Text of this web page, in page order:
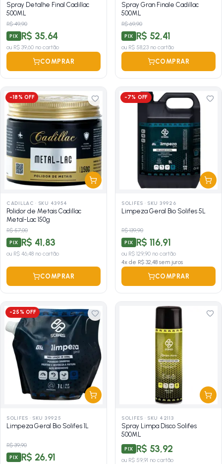
Spray Detalhe Final Cadillac
500ML
R$ 49,90
PIX R$ 35,64
ou R$ 39,60 no cartão
COMPRAR
Spray Gran Finale Cadillac
500ML
R$ 69,90
PIX R$ 52,41
ou R$ 58,23 no cartão
COMPRAR
-18% OFF
CADILLAC · SKU 43954
Polidor de Metais Cadillac
Metal-Lac 150g
R$ 57,00
PIX R$ 41,83
ou R$ 46,48 no cartão
COMPRAR
-7% OFF
SOLIFES · SKU 39926
Limpeza Geral Bio Solifes 5L
R$ 139,90
PIX R$ 116,91
ou R$ 129,90 no cartão
4x de R$ 32,48 sem juros
COMPRAR
-25% OFF
SOLIFES · SKU 39925
Limpeza Geral Bio Solifes 1L
R$ 39,90
PIX R$ 26,91
SOLIFES · SKU 42113
Spray Limpa Disco Solifes
500ML
PIX R$ 53,92
ou R$ 59,91 no cartão